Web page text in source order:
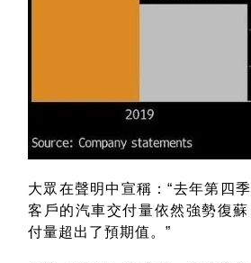
大眾在聲明中宣稱：“去年第四
客戶的汽車交付量依然強勢復
付量超出了預期值。”